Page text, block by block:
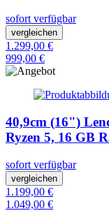
sofort verfügbar
vergleichen
1.299,00 €
999,00 €
40,9cm (16")
Ryzen 5, 16 GB
sofort verfügbar
vergleichen
1.199,00 €
1.049,00 €